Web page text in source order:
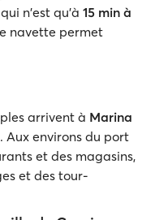
n'est qu'à 15 min à
navette permet
arrivent à Marina
. Aux environs du port
et des magasins,
et des tour-